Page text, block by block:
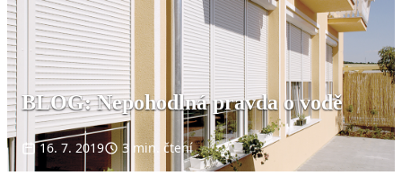
BLOG: Nepohodlná pravda o vodě
16. 7. 2019 3 min. čtení